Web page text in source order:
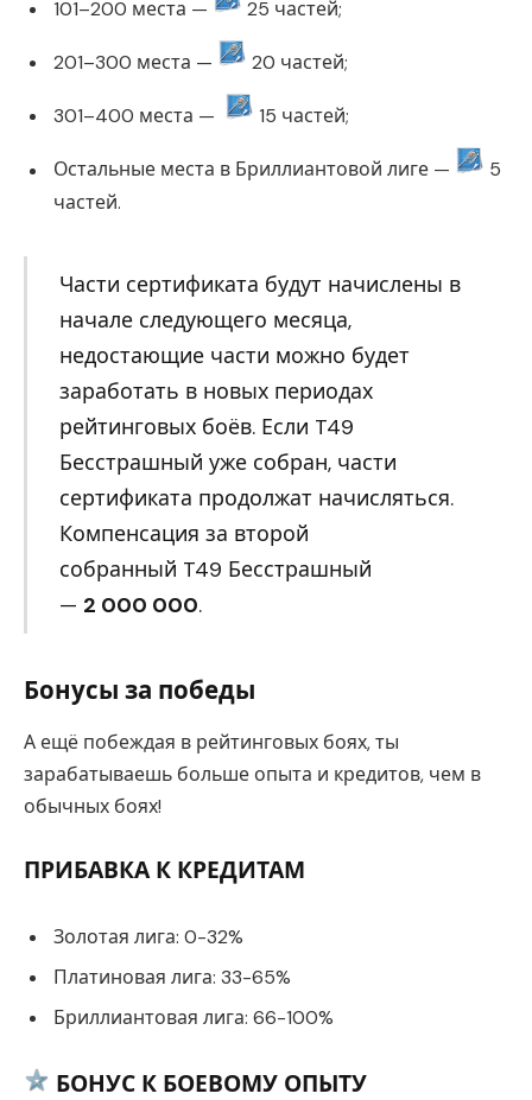
101–200 места — 25 частей;
201–300 места — 20 частей;
301–400 места — 15 частей;
Остальные места в Бриллиантовой лиге —
5
частей.
Части сертификата будут начислены в
начале следующего месяца,
недостающие части можно будет
заработать в новых периодах
рейтинговых боёв. Если T49
Бесстрашный уже собран, части
сертификата продолжат начисляться.
Компенсация за второй
собранный T49 Бесстрашный
— 2 000 000.
Бонусы за победы
А ещё побеждая в рейтинговых боях, ты
зарабатываешь больше опыта и кредитов, чем в
обычных боях!
ПРИБАВКА К КРЕДИТАМ
Золотая лига: 0-32%
Платиновая лига: 33-65%
Бриллиантовая лига: 66-100%
БОНУС К БОЕВОМУ ОПЫТУ